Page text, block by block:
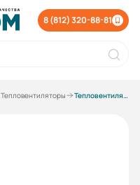
8 (812) 320-88-81
Тепловентиляторы Тепловентиляторы в наличии